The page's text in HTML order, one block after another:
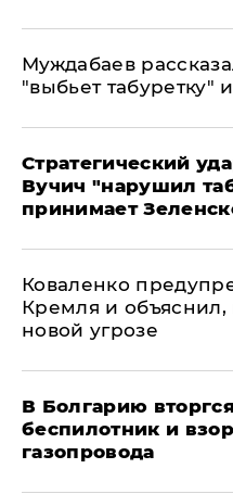
Муждабаев
"выбьет табуретку"
Стратегический
Вучич "нарушил
принимает
Коваленко
Кремля и объяснил,
новой угрозе
В Болгарию
беспилотник и
газопровода